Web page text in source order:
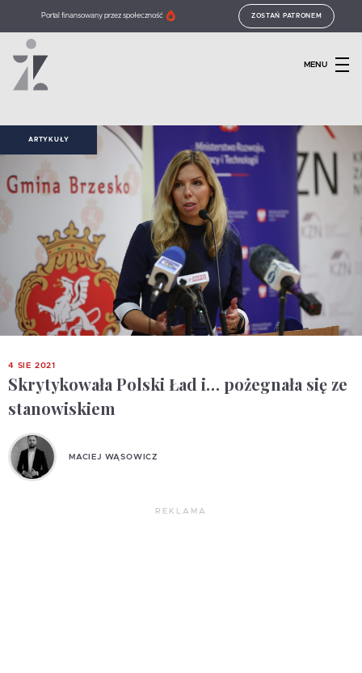
Portal finansowany przez społeczność ZOSTAŃ PATRONEM
MENU
ARTYKUŁY
4 SIE 2021
Skrytykowała Polski Ład i… pożegnała się ze
stanowiskiem
MACIEJ WĄSOWICZ
REKLAMA